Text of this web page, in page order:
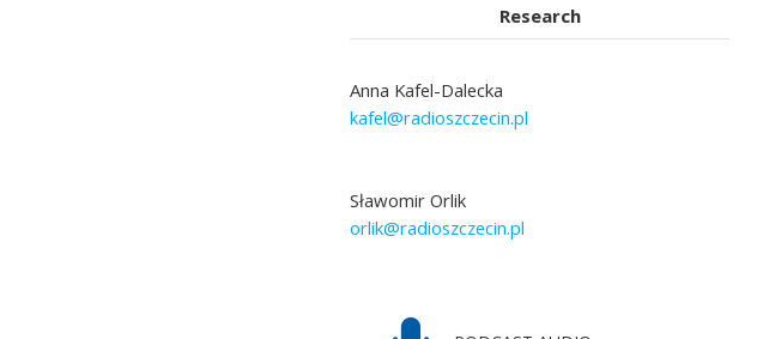
Research
Anna Kafel-Dalecka
kafel@radioszczecin.pl
Sławomir Orlik
orlik@radioszczecin.pl